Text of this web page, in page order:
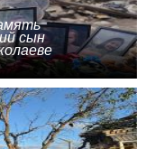
сын